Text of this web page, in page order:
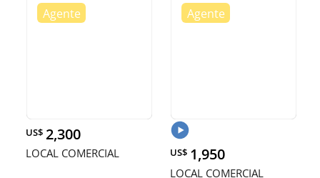
US$ 2,300
LOCAL COMERCIAL US$ 1,950
LOCAL COMERCIAL